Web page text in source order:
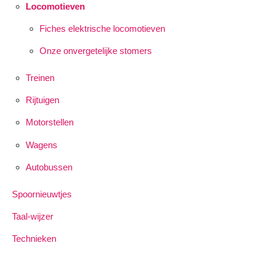
Locomotieven
Fiches elektrische locomotieven
Onze onvergetelijke stomers
Treinen
Rijtuigen
Motorstellen
Wagens
Autobussen
Spoornieuwtjes
Taal-wijzer
Technieken